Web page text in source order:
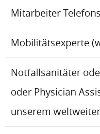
Mitarbeiter
Mobilitätsexperte
Notfallsanitäter
oder Physician
unserem